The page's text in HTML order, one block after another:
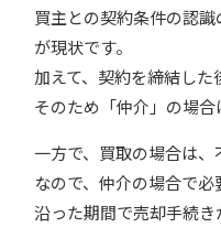
買主との契約条件の認
が現状です。
加えて、契約を締結した
そのため「仲介」の場
一方で、買取の場合は
なので、仲介の場合で
沿った期間で売却手続き